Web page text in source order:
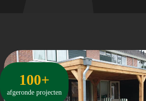
100+
afgeronde projecten